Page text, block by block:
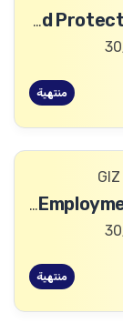
Community-based Protection Officer-Der Ezzor
منتهية
Health Employment Promotion Advisor
منتهية